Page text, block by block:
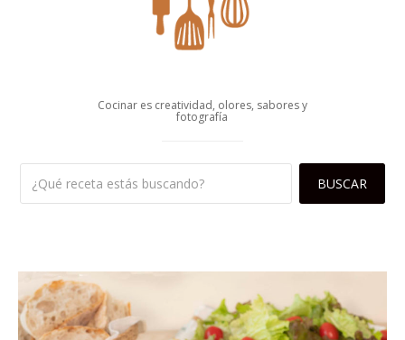
Cocinar es creatividad, olores, sabores y
fotografía